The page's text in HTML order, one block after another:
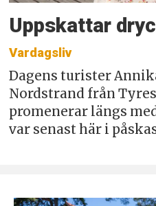
Uppskattar
Vardagsliv
Dagens turister
Nordstrand från
promenerar längs
var senast här i